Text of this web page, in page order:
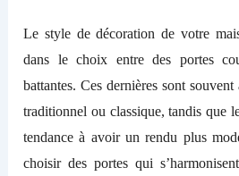
Le style de décoration de votre
dans le choix entre des portes
battantes.Ces dernières sont souvent
traditionnel ou classique, tandis que
tendance à avoir unrendu plus
choisir des portes qui